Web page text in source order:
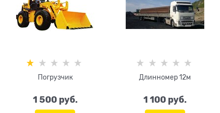
Погрузчик
1 500 руб.
Длинномер 12м
1 100 руб.